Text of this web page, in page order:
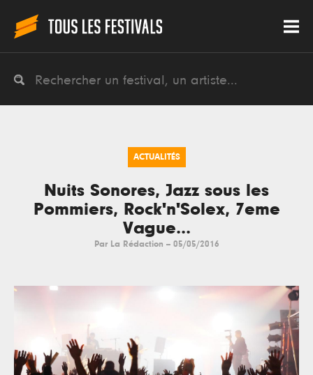
ACTUALITÉS
Nuits Sonores, Jazz sous les
Pommiers, Rock'n'Solex, 7eme
Vague...
Par La Rédaction -- 05/05/2016